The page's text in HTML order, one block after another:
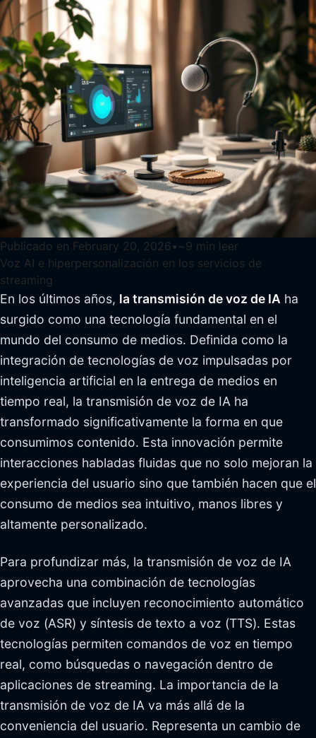
Publicado en February 20, 2026• ~9 min leer
Voz AI e hiperpersonalización en los servicios de
streaming
En los últimos años, la transmisión de voz de IA ha
surgido como una tecnología fundamental en el
mundo del consumo de medios. Definida como la
integración de tecnologías de voz impulsadas por
inteligencia artificial en la entrega de medios en
tiempo real, la transmisión de voz de IA ha
transformado significativamente la forma en que
consumimos contenido. Esta innovación permite
interacciones habladas fluidas que no solo mejoran la
experiencia del usuario sino que también hacen que el
consumo de medios sea intuitivo, manos libres y
altamente personalizado.
Para profundizar más, la transmisión de voz de IA
aprovecha una combinación de tecnologías
avanzadas que incluyen reconocimiento automático
de voz (ASR) y síntesis de texto a voz (TTS). Estas
tecnologías permiten comandos de voz en tiempo
real, como búsquedas o navegación dentro de
aplicaciones de streaming. La importancia de la
transmisión de voz de IA va más allá de la
conveniencia del usuario. Representa un cambio de